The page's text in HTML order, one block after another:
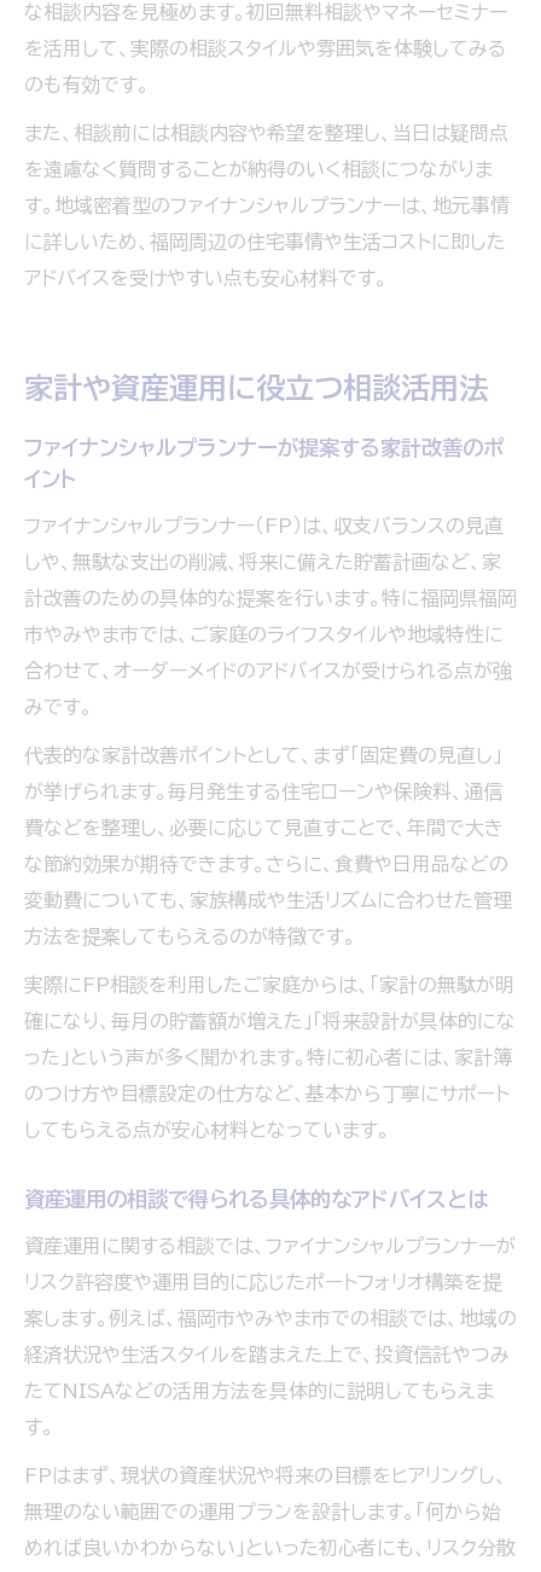
な相談内容を見極めます。初回無料相談やマネーセミナー
を活用して、実際の相談スタイルや雰囲気を体験してみる
のも有効です。
また、相談前には相談内容や希望を整理し、当日は疑問点
を遠慮なく質問することが納得のいく相談につながりま
す。地域密着型のファイナンシャルプランナーは、地元事情
に詳しいため、福岡周辺の住宅事情や生活コストに即した
アドバイスを受けやすい点も安心材料です。
家計や資産運用に役立つ相談活用法
ファイナンシャルプランナーが提案する家計改善のポ
イント
ファイナンシャルプランナー（FP）は、収支バランスの見直
しや、無駄な支出の削減、将来に備えた貯蓄計画など、家
計改善のための具体的な提案を行います。特に福岡県福岡
市やみやま市では、ご家庭のライフスタイルや地域特性に
合わせて、オーダーメイドのアドバイスが受けられる点が強
みです。
代表的な家計改善ポイントとして、まず「固定費の見直し」
が挙げられます。毎月発生する住宅ローンや保険料、通信
費などを整理し、必要に応じて見直すことで、年間で大き
な節約効果が期待できます。さらに、食費や日用品などの
変動費についても、家族構成や生活リズムに合わせた管理
方法を提案してもらえるのが特徴です。
実際にFP相談を利用したご家庭からは、「家計の無駄が明
確になり、毎月の貯蓄額が増えた」「将来設計が具体的にな
った」という声が多く聞かれます。特に初心者には、家計簿
のつけ方や目標設定の仕方など、基本から丁寧にサポート
してもらえる点が安心材料となっています。
資産運用の相談で得られる具体的なアドバイスとは
資産運用に関する相談では、ファイナンシャルプランナーが
リスク許容度や運用目的に応じたポートフォリオ構築を提
案します。例えば、福岡市やみやま市での相談では、地域の
経済状況や生活スタイルを踏まえた上で、投資信託やつみ
たてNISAなどの活用方法を具体的に説明してもらえま
す。
FPはまず、現状の資産状況や将来の目標をヒアリングし、
無理のない範囲での運用プランを設計します。「何から始
めれば良いかわからない」といった初心者にも、リスク分散